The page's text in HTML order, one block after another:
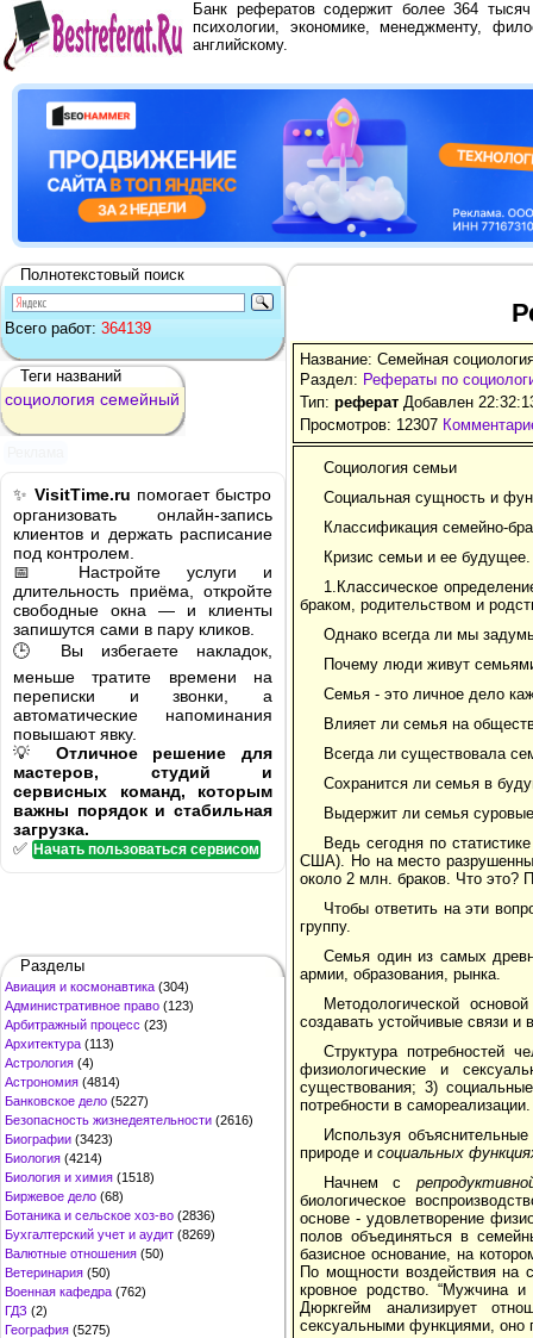
Банк рефератов содержит более 364
психологии, экономике, менеджменту,
английскому.
Полнотекстовый поиск
Всего работ: 364139
Теги названий
социология семейный
✨ VisitTime.ru помогает быстро
организовать онлайн-запись
клиентов и держать расписание
под контролем.
📅 Настройте услуги и
длительность приёма, откройте
свободные окна — и клиенты
запишутся сами в пару кликов.
🕒 Вы избегаете накладок,
меньше тратите времени на
переписки и звонки, а
автоматические напоминания
повышают явку.
💡 Отличное решение для
мастеров, студий и
сервисных команд, которым
важны порядок и стабильная
загрузка.
✅ Начать пользоваться сервисом
Разделы
Авиация и космонавтика (304)
Административное право (123)
Арбитражный процесс (23)
Архитектура (113)
Астрология (4)
Астрономия (4814)
Банковское дело (5227)
Безопасность жизнедеятельности (2616)
Биографии (3423)
Биология (4214)
Биология и химия (1518)
Биржевое дело (68)
Ботаника и сельское хоз-во (2836)
Бухгалтерский учет и аудит (8269)
Валютные отношения (50)
Ветеринария (50)
Военная кафедра (762)
ГДЗ (2)
География (5275)
Название: Семейная
Раздел: Рефераты по
Тип: реферат Добавлен
Просмотров: 12307
Социология семьи
Социальная сущность и
Классификация семейно-
Кризис семьи и ее будущее.
1.Классическое
браком, родительством и
Однако всегда ли мы
Почему люди живут
Семья - это личное дело
Влияет ли семья на
Всегда ли существовала
Сохранится ли семья в
Выдержит ли семья
Ведь сегодня по
США). Но на место
около 2 млн. браков. Что это?
Чтобы ответить на эти
группу.
Семья один из самых
армии, образования, рынка.
Методологической
создавать устойчивые связи и
Структура потребностей
физиологические и
существования; 3)
потребности в самореализации.
Используя
природе и социальных
Начнем с
биологическое
основе - удовлетворение
полов объединяться в
базисное основание, на
По мощности воздействия на
кровное родство. “Мужчина
Дюркгейм анализирует
сексуальными функциями, оно